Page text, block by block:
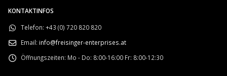
KONTAKTINFOS
Telefon: +43 (0) 720 820 820
Email: info@freisinger-enterprises.at
Öffnungszeiten: Mo - Do: 8:00-16:00 Fr: 8:00-12:30